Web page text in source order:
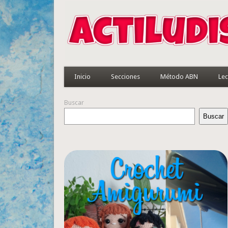
Inicio Secciones Método ABN
Buscar
Buscar